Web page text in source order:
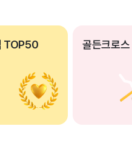
TOP50 골든크로스